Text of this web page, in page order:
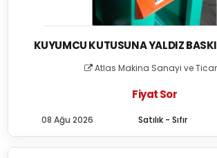
KUYUMCU KUTUSUNA YALDIZ BASKI
Atlas Makina Sanayi ve
Fiyat Sor
Satılık - Sıfır
08 Ağu 2026